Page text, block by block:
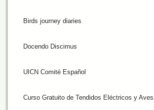
Birds journey diaries
Docendo Discimus
UICN Comité Español
Curso Gratuito de Tendidos Eléctricos y Aves